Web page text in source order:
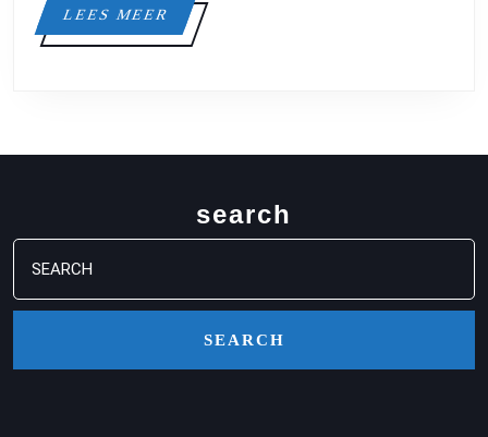
LEES MEERLEES
MEER
search
Search
for: